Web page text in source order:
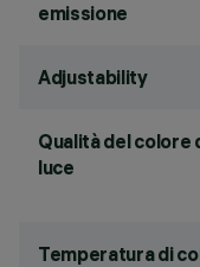
emissione
Adjustability
Qualità del colore
luce
Temperatura di